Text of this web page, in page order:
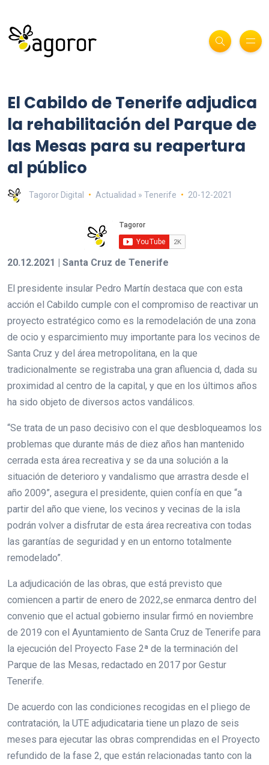
El Cabildo de Tenerife adjudica
la rehabilitación del Parque de
las Mesas para su reapertura
al público
Tagoror Digital Actualidad » Tenerife 20-12-2021
20.12.2021 | Santa Cruz de Tenerife
El presidente insular Pedro Martín destaca que con esta
acción el Cabildo cumple con el compromiso de reactivar un
proyecto estratégico como es la remodelación de una zona
de ocio y esparcimiento muy importante para los vecinos de
Santa Cruz y del área metropolitana, en la que
tradicionalmente se registraba una gran afluencia d, dada su
proximidad al centro de la capital, y que en los últimos años
ha sido objeto de diversos actos vandálicos.
“Se trata de un paso decisivo con el que desbloqueamos los
problemas que durante más de diez años han mantenido
cerrada esta área recreativa y se da una solución a la
situación de deterioro y vandalismo que arrastra desde el
año 2009”, asegura el presidente, quien confía en que “a
partir del año que viene, los vecinos y vecinas de la isla
podrán volver a disfrutar de esta área recreativa con todas
las garantías de seguridad y en un entorno totalmente
remodelado”.
La adjudicación de las obras, que está previsto que
comiencen a partir de enero de 2022,se enmarca dentro del
convenio que el actual gobierno insular firmó en noviembre
de 2019 con el Ayuntamiento de Santa Cruz de Tenerife para
la ejecución del Proyecto Fase 2ª de la terminación del
Parque de las Mesas, redactado en 2017 por Gestur
Tenerife.
De acuerdo con las condiciones recogidas en el pliego de
contratación, la UTE adjudicataria tiene un plazo de seis
meses para ejecutar las obras comprendidas en el Proyecto
refundido de la fase 2, que están relacionadas tanto con la